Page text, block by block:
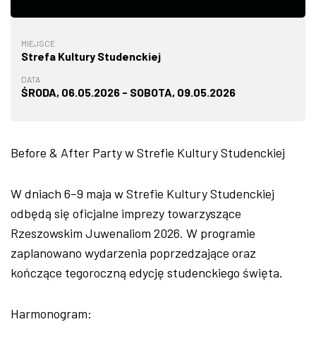
MIEJSCE
Strefa Kultury Studenckiej
DATA
ŚRODA, 06.05.2026 - SOBOTA, 09.05.2026
Before & After Party w Strefie Kultury Studenckiej
W dniach 6–9 maja w Strefie Kultury Studenckiej
odbędą się oficjalne imprezy towarzyszące
Rzeszowskim Juwenaliom 2026. W programie
zaplanowano wydarzenia poprzedzające oraz
kończące tegoroczną edycję studenckiego święta.
Harmonogram: